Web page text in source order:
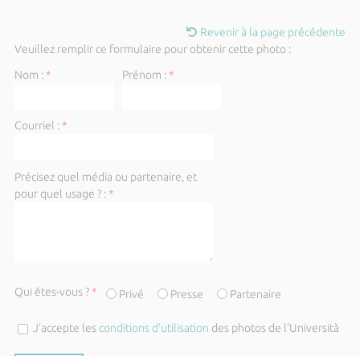
Revenir à la page précédente
Veuillez remplir ce formulaire pour obtenir cette photo :
Nom :* Prénom :*
Courriel :*
Précisez quel média ou partenaire, et
pour quel usage ? :*
Qui êtes-vous ?* Privé Presse Partenaire
J’accepte lesconditions d’utilisation des photos de l'Università